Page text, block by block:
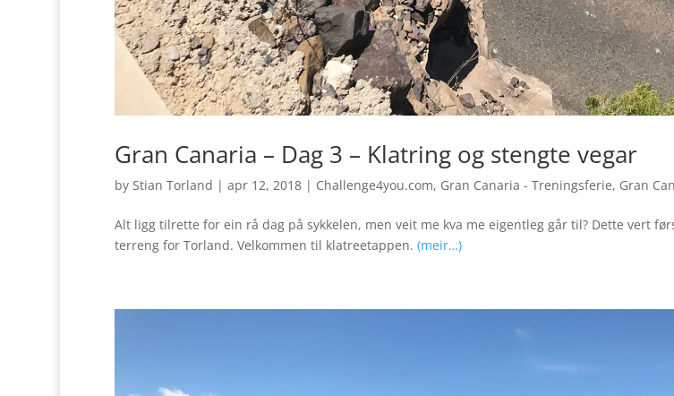
Gran Canaria – Dag 3 – Klatring og stengte vegar
by Stian Torland | apr 12, 2018| Challenge4you.com, Gran Canaria - Treningsferie, Gran
Alt ligg tilrette for ein rå dag på sykkelen, men veit me kva me eigentleg går til? Dette vert
terreng for Torland. Velkommen til klatreetappen. (meir…)